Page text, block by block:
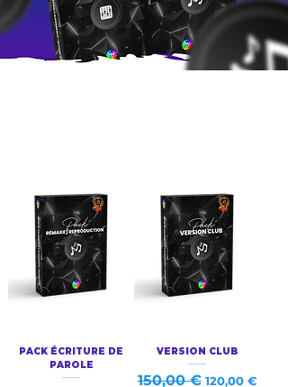
PACK ÉCRITURE DE
PAROLE
VERSION CLUB
Precio
150,00 € Precio de
120,00 €